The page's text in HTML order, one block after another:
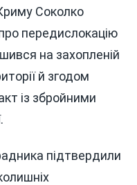
Соколко
передислокацію
на захопленій
й згодом
із збройними
підтвердили